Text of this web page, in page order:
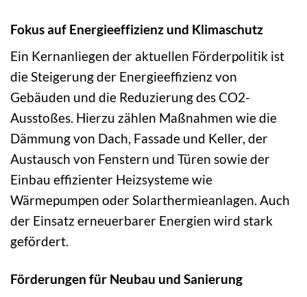
Fokus auf Energieeffizienz und Klimaschutz
Ein Kernanliegen der aktuellen Förderpolitik ist
die Steigerung der Energieeffizienz von
Gebäuden und die Reduzierung des CO2-
Ausstoßes. Hierzu zählen Maßnahmen wie die
Dämmung von Dach, Fassade und Keller, der
Austausch von Fenstern und Türen sowie der
Einbau effizienter Heizsysteme wie
Wärmepumpen oder Solarthermieanlagen. Auch
der Einsatz erneuerbarer Energien wird stark
gefördert.
Förderungen für Neubau und Sanierung